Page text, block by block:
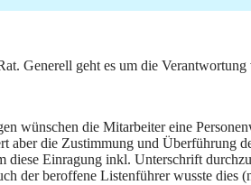
Generell geht es um die
wünschen die Mitarbeiter eine
die Zustimmung und Überführung
Einragung inkl. Unterschrift
der beroffene Listenführer wusste dies